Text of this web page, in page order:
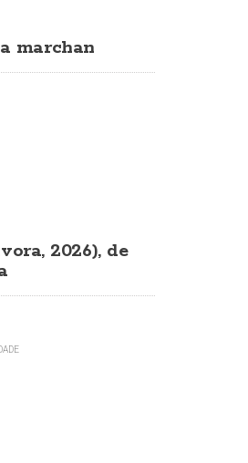
marchan
2026), de